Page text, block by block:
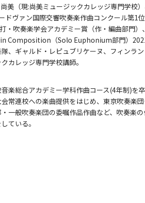
美（現:尚美ミュージックカレッジ専門学校
ドヴァン国際交響吹奏楽作曲コンクール
・吹奏楽学会アカデミー賞（作・編曲部門
Composition（Solo Euphonium部門）
、ギャルド・レピュブリケーヌ、フィンラ
カレッジ専門学校講師。
楽総合アカデミー学科作曲コース(4年制)を
常連校への楽曲提供をはじめ、東京吹奏楽
一般吹奏楽団の委嘱作品作曲など、吹奏楽
ている。